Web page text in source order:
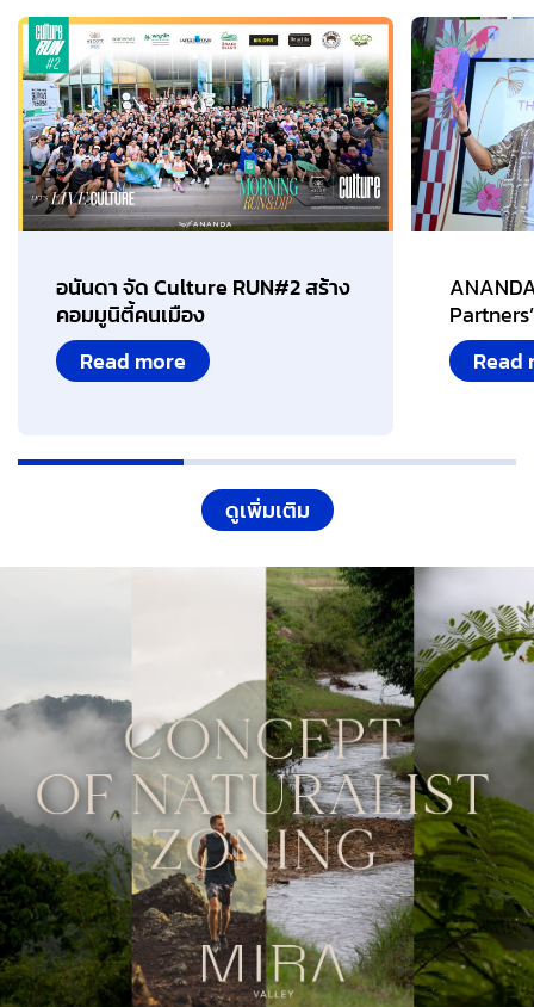
อนันดา จัด Culture RUN#2 สร้าง
คอมมูนิตี้คนเมือง
Read more
Read
ดูเพิ่มเติม